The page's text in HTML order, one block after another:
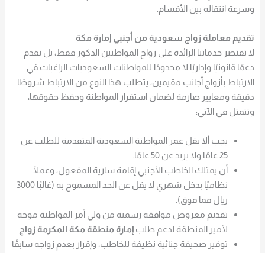
وسرعة انتقاله بين الأقسام.
تقديم معاملة زواج سعودية من أجنبي إمارة مكة
لا تقتصر خدماتنا الرائدة على زواج المواطنين الذكور فقط، بل نقدم
دعمًا قانونيًا وإداريًا لا محدودًا للمواطنات السعوديات الراغبات في
الارتباط بأزواج أجانب مقيمين، يتطلب هذا النوع من الارتباط شروطًا
دقيقة ومعايير صارمة لضمان استقرار المواطنة وحفظ حقوقها،
وتتمثل في الآتي:
يجب ألا يقل عمر المواطنة السعودية المتقدمة للطلب عن
25 عامًا ولا يزيد عن 50 عامًا.
أن يمتلك الخاطب الأجنبي إقامة سارية المفعول، وعملًا
نظاميًا بدخل شهري لا يقل عن الحد المسموح به (غالبًا 3000
ريال فما فوق).
تقديم معروض موافقة رسمية من ولي أمر المواطنة موجه
لأمير المنطقة لدعم طلبإمارة منطقة مكة المكرمة زواج
توفير صحيفة جنائية نظيفة للخاطب، وإقرار بعدم زواجه سابقًا